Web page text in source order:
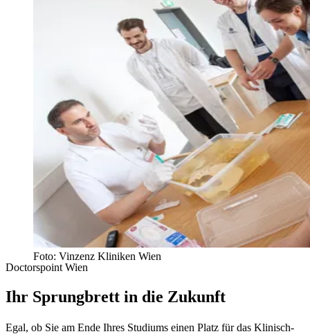
Foto: Vinzenz Kliniken Wien
Doctorspoint Wien
Ihr Sprungbrett in die Zukunft
Egal, ob Sie am Ende Ihres Studiums einen Platz für das Klinisch-